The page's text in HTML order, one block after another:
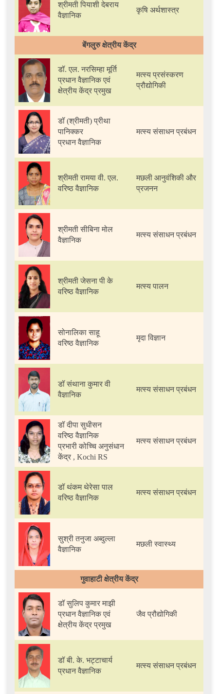
श्रीमती पियाशी देबराय
वैज्ञानिक
कृषि अर्थशास्त्र
बेंगलुरु क्षेत्रीय केंद्र
डॉ. एल. नरसिम्हा मूर्ति
प्रधान वैज्ञानिक एवं
क्षेत्रीय केंद्र प्रमुख
मत्स्य प्रसंस्करण
प्रौद्योगिकी
डॉ (श्रीमती) प्रीथा
पानिक्कर
प्रधान वैज्ञानिक
मत्स्य संसाधन प्रबंधन
श्रीमती रामया वी. एल.
वरिष्ठ वैज्ञानिक
मछली आनुवंशिकी और
प्रजनन
श्रीमती सीबिना मोल
वैज्ञानिक
मत्स्य संसाधन प्रबंधन
श्रीमती जेसना पी के
वरिष्ठ वैज्ञानिक
मत्स्य पालन
सोनालिका साहू
वरिष्ठ वैज्ञानिक
मृदा विज्ञान
डॉ संथाना कुमार वी
वैज्ञानिक
मत्स्य संसाधन प्रबंधन
डॉ दीपा सुधीसन
वरिष्ठ वैज्ञानिक
प्रभारी कोच्चि अनुसंधान
केंद्र , Kochi RS
मत्स्य संसाधन प्रबंधन
डॉ थंकम थेरेसा पाल
वरिष्ठ वैज्ञानिक
मत्स्य संसाधन प्रबंधन
सुश्री तनुजा अब्दुल्ला
वैज्ञानिक
मछली स्वास्थ्य
गुवाहाटी क्षेत्रीय केंद्र
डॉ सुलिप कुमार माझी
प्रधान वैज्ञानिक एवं
क्षेत्रीय केंद्र प्रमुख
जैव प्रौद्योगिकी
डॉ बी. के. भट्टाचार्य
प्रधान वैज्ञानिक
मत्स्य संसाधन प्रबंधन